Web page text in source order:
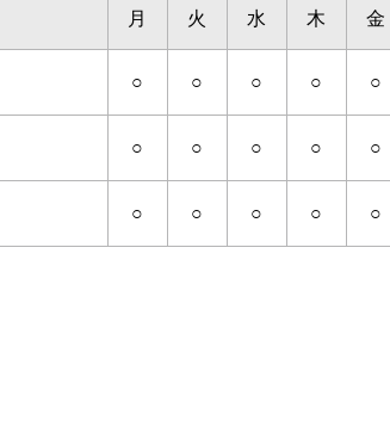
月 火 水 木 金
○ ○ ○ ○ ○
○ ○ ○ ○ ○
○ ○ ○ ○ ○